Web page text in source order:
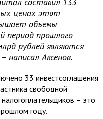
ценах этот
объемы
период прошлого
рублей являются
написал Аксенов.
33 инвестсоглашения
свободной
– это
году.